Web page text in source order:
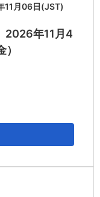
11月06日(JST)
年11月4